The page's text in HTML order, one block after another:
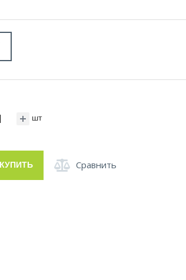
шт
КУПИТЬ Сравнить